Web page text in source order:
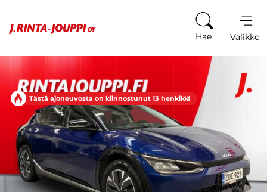
Hae Valikko
Tästä ajoneuvosta on kiinnostunut 13 henkilöä